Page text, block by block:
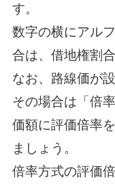
す。
数字の横にアル
合は、借地権割
なお、路線価が
その場合は「倍
価額に評価倍率
ましょう。
倍率方式の評価